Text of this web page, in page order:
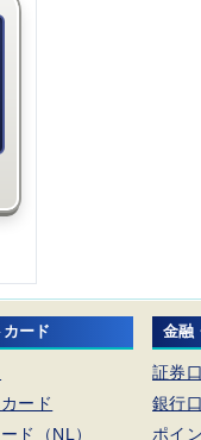
ード
ード
ド（NL）
金融
証券
銀行
ポイ